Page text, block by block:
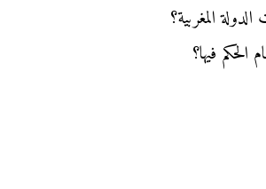
المغربية؟
الحكم فيها؟